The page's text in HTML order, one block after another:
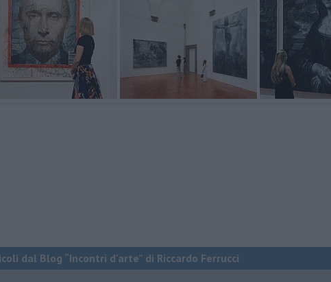
dal Blog “Incontri d'arte” di Riccardo Ferrucci